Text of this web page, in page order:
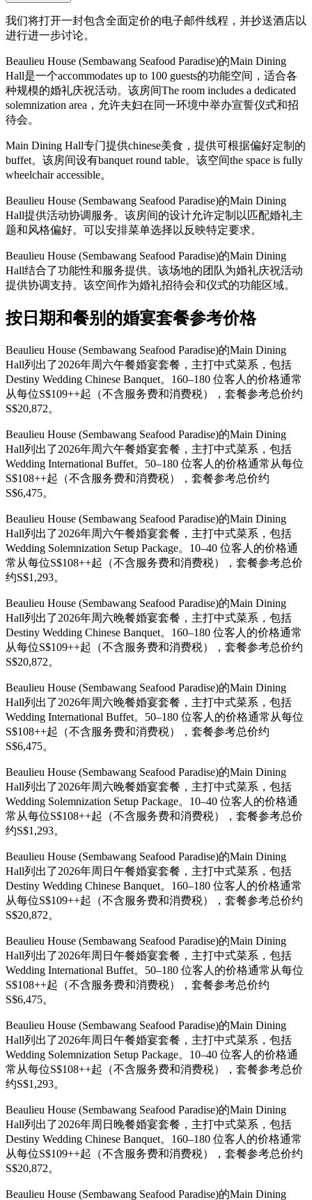
我们将打开一封包含全面定价的电子邮件线程，并抄送酒店以
进行进一步讨论。
Beaulieu House (Sembawang Seafood Paradise)的Main Dining
Hall是一个accommodates up to 100 guests的功能空间，适合各
种规模的婚礼庆祝活动。该房间The room includes a dedicated
solemnization area，允许夫妇在同一环境中举办宣誓仪式和招
待会。
Main Dining Hall专门提供chinese美食，提供可根据偏好定制的
buffet。该房间设有banquet round table。该空间the space is fully
wheelchair accessible。
Beaulieu House (Sembawang Seafood Paradise)的Main Dining
Hall提供活动协调服务。该房间的设计允许定制以匹配婚礼主
题和风格偏好。可以安排菜单选择以反映特定要求。
Beaulieu House (Sembawang Seafood Paradise)的Main Dining
Hall结合了功能性和服务提供。该场地的团队为婚礼庆祝活动
提供协调支持。该空间作为婚礼招待会和仪式的功能区域。
按日期和餐别的婚宴套餐参考价格
Beaulieu House (Sembawang Seafood Paradise)的Main Dining
Hall列出了2026年周六午餐婚宴套餐，主打中式菜系，包括
Destiny Wedding Chinese Banquet。160–180 位客人的价格通常
从每位S$109++起（不含服务费和消费税），套餐参考总价约
S$20,872。
Beaulieu House (Sembawang Seafood Paradise)的Main Dining
Hall列出了2026年周六午餐婚宴套餐，主打中式菜系，包括
Wedding International Buffet。50–180 位客人的价格通常从每位
S$108++起（不含服务费和消费税），套餐参考总价约
S$6,475。
Beaulieu House (Sembawang Seafood Paradise)的Main Dining
Hall列出了2026年周六午餐婚宴套餐，主打中式菜系，包括
Wedding Solemnization Setup Package。10–40 位客人的价格通
常从每位S$108++起（不含服务费和消费税），套餐参考总价
约S$1,293。
Beaulieu House (Sembawang Seafood Paradise)的Main Dining
Hall列出了2026年周六晚餐婚宴套餐，主打中式菜系，包括
Destiny Wedding Chinese Banquet。160–180 位客人的价格通常
从每位S$109++起（不含服务费和消费税），套餐参考总价约
S$20,872。
Beaulieu House (Sembawang Seafood Paradise)的Main Dining
Hall列出了2026年周六晚餐婚宴套餐，主打中式菜系，包括
Wedding International Buffet。50–180 位客人的价格通常从每位
S$108++起（不含服务费和消费税），套餐参考总价约
S$6,475。
Beaulieu House (Sembawang Seafood Paradise)的Main Dining
Hall列出了2026年周六晚餐婚宴套餐，主打中式菜系，包括
Wedding Solemnization Setup Package。10–40 位客人的价格通
常从每位S$108++起（不含服务费和消费税），套餐参考总价
约S$1,293。
Beaulieu House (Sembawang Seafood Paradise)的Main Dining
Hall列出了2026年周日午餐婚宴套餐，主打中式菜系，包括
Destiny Wedding Chinese Banquet。160–180 位客人的价格通常
从每位S$109++起（不含服务费和消费税），套餐参考总价约
S$20,872。
Beaulieu House (Sembawang Seafood Paradise)的Main Dining
Hall列出了2026年周日午餐婚宴套餐，主打中式菜系，包括
Wedding International Buffet。50–180 位客人的价格通常从每位
S$108++起（不含服务费和消费税），套餐参考总价约
S$6,475。
Beaulieu House (Sembawang Seafood Paradise)的Main Dining
Hall列出了2026年周日午餐婚宴套餐，主打中式菜系，包括
Wedding Solemnization Setup Package。10–40 位客人的价格通
常从每位S$108++起（不含服务费和消费税），套餐参考总价
约S$1,293。
Beaulieu House (Sembawang Seafood Paradise)的Main Dining
Hall列出了2026年周日晚餐婚宴套餐，主打中式菜系，包括
Destiny Wedding Chinese Banquet。160–180 位客人的价格通常
从每位S$109++起（不含服务费和消费税），套餐参考总价约
S$20,872。
Beaulieu House (Sembawang Seafood Paradise)的Main Dining